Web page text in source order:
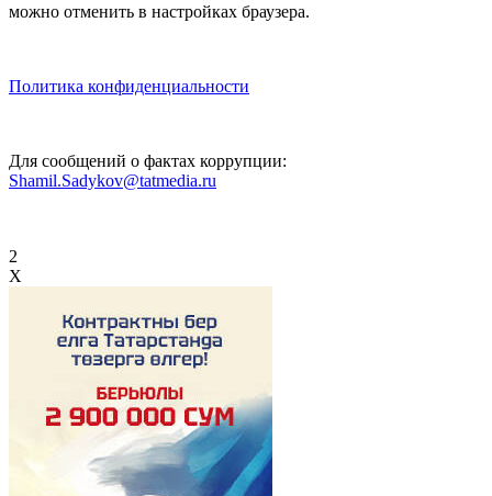
можно отменить в настройках браузера.
Политика конфиденциальности
Для сообщений о фактах коррупции:
Shamil.Sadykov@tatmedia.ru
2
X